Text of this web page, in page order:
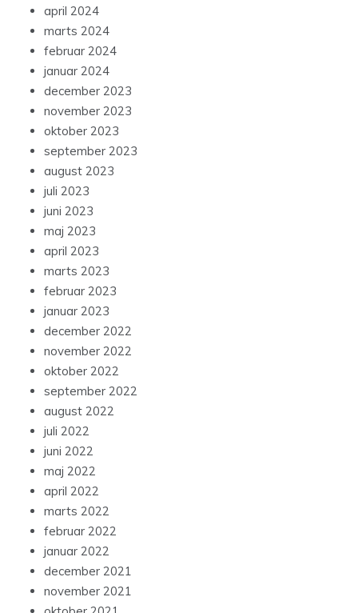
april 2024
marts 2024
februar 2024
januar 2024
december 2023
november 2023
oktober 2023
september 2023
august 2023
juli 2023
juni 2023
maj 2023
april 2023
marts 2023
februar 2023
januar 2023
december 2022
november 2022
oktober 2022
september 2022
august 2022
juli 2022
juni 2022
maj 2022
april 2022
marts 2022
februar 2022
januar 2022
december 2021
november 2021